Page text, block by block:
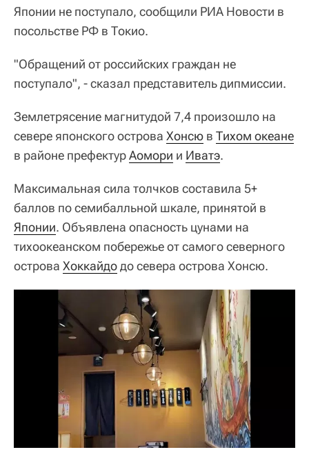
Японии не поступало, сообщили РИА Новости в
посольстве РФ в Токио.
"Обращений от российских граждан не
поступало", - сказал представитель дипмиссии.
Землетрясение магнитудой 7,4 произошло на
севере японского острова Хонсю в Тихом океане
в районе префектурАомори и Иватэ.
Максимальная сила толчков составила 5+
баллов по семибалльной шкале, принятой в
Японии. Объявлена опасность цунами на
тихоокеанском побережье от самого северного
острова Хоккайдодо севера острова Хонсю.